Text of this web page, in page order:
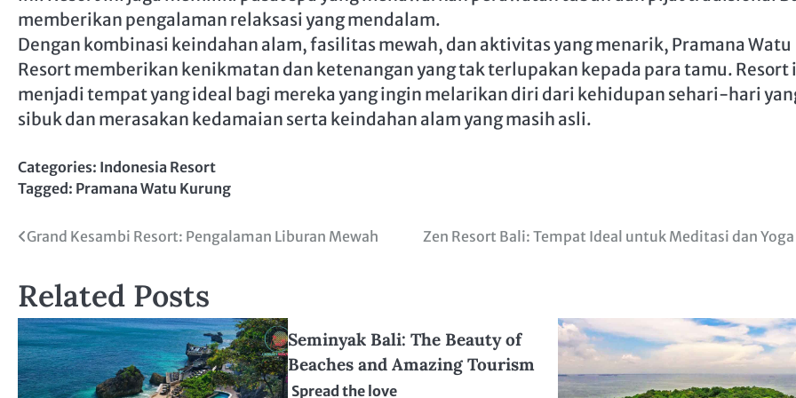
memberikan pengalaman relaksasi yang mendalam.
Dengan kombinasi keindahan alam, fasilitas mewah, dan aktivitas yang menarik, Pramana Watu
Resort memberikan kenikmatan dan ketenangan yang tak terlupakan kepada para tamu. Resort
menjadi tempat yang ideal bagi mereka yang ingin melarikan diri dari kehidupan sehari-hari
sibuk dan merasakan kedamaian serta keindahan alam yang masih asli.
Categories: Indonesia Resort
Tagged: Pramana Watu Kurung
Post
Grand Kesambi Resort: Pengalaman Liburan Mewah Zen Resort Bali: Tempat Ideal untuk Meditasi dan Yoga
Related Posts
Seminyak Bali: The Beauty of
Beaches and Amazing Tourism
Spread the love